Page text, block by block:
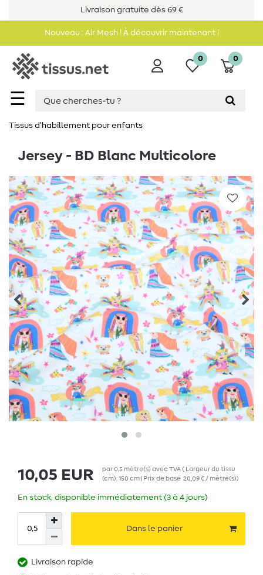
Livraison gratuite dès 69 €
Nouveau : Air Mesh ! À découvrir maintenant !
☰
0 0
Tissus d’habillement pour enfants
Jersey - BD Blanc Multicolore
10,05 EUR par0,5 mètre(s) avec TVA( Largeur du tissu
(cm): 150 cm | Prix de base 20,09 € / mètre(s))
En stock, disponible immédiatement (3 à 4 jours)
Dans le panier
Livraison rapide